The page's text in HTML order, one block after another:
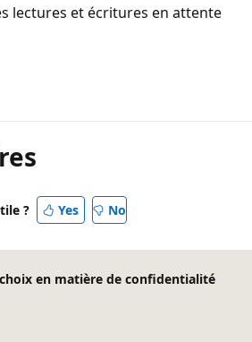
lectures et écritures en attente
? Yes No
en matière de confidentialité